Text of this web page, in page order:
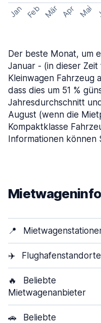
Jan Feb Mär Apr Mai
Der beste Monat, um
Januar - (in dieser
Kleinwagen Fahrzeug
dass dies um 51 %
Jahresdurchschnitt
August (wenn die
Kompaktklasse
Informationen können
📍
✈️ Flughafenstandorte
🔥
Beliebte
Mietwagenanbieter
🚗
Beliebte